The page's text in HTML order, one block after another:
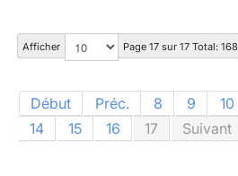
Afficher Page 17 sur 17 Total: 168
Début Préc. 8 9 10
14
15 16 17 Suivant